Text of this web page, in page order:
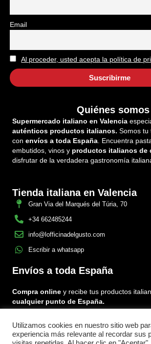
Email
Al proceder, usted acepta la política de
Quiénes somos
Supermercado italiano en Valencia
auténticos productos italianos. Somos tu
con envíos a toda España . Encuentra
embutidos, vinos y productos italianos de
disfrutar de la verdadera gastronomía
Tienda italiana en Valencia
Gran Via del Marqués del Túria, 70
+34 662485244
info@lofficinadelgusto.com
Escribir a whatsapp
Envíos a toda España
Compra online y recibe tus productos
cualquier punto de España.
Encuéntranos en:
Utilizamos cookies en nuestro sitio web
experiencia más relevante al recordar sus